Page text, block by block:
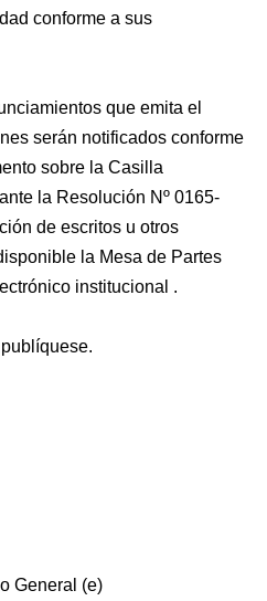
conforme a sus
que emita el
serán notificados conforme
sobre la Casilla
la Resolución Nº 0165-
de escritos u otros
la Mesa de Partes
institucional .
General (e)